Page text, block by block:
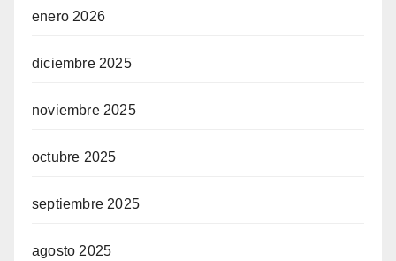
enero 2026
diciembre 2025
noviembre 2025
octubre 2025
septiembre 2025
agosto 2025